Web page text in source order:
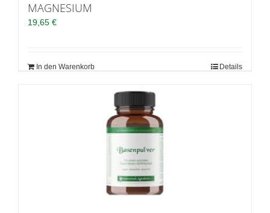
MAGNESIUM
19,65 €
In den Warenkorb Details